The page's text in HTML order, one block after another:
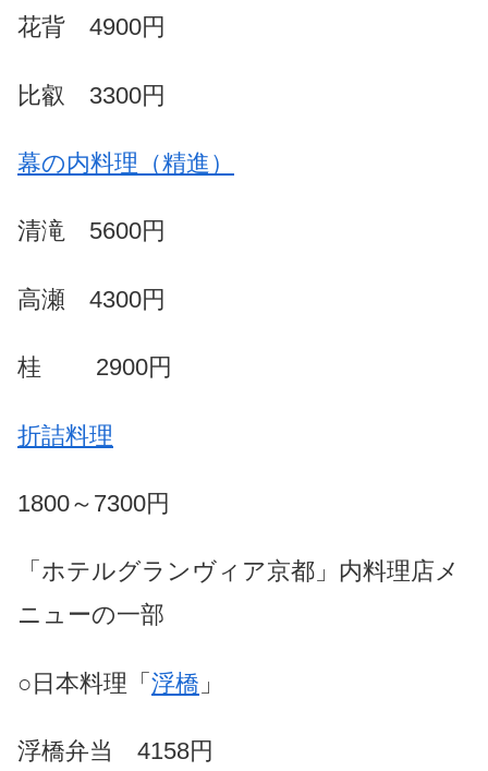
花背 4900円
比叡 3300円
幕の内料理（精進）
清滝 5600円
高瀬 4300円
桂 2900円
折詰料理
1800～7300円
「ホテルグランヴィア京都」内料理店メ
ニューの一部
○日本料理「 浮橋 」
浮橋弁当 4158円